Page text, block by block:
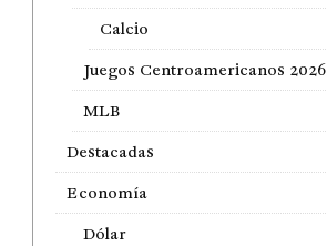
Calcio
Juegos Centroamericanos 2026
MLB
Destacadas
Economía
Dólar